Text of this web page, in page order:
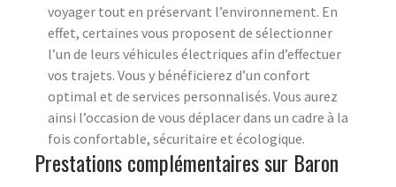
voyager tout en préservant l’environnement. En
effet, certaines vous proposent de sélectionner
l’un de leurs véhicules électriques afin d’effectuer
vos trajets. Vous y bénéficierez d’un confort
optimal et de services personnalisés. Vous aurez
ainsi l’occasion de vous déplacer dans un cadre à la
fois confortable, sécuritaire et écologique.
Prestations complémentaires sur Baron